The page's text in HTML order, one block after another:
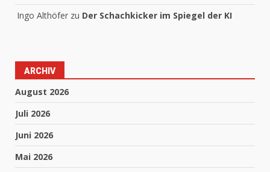
Ingo Althöfer zu Der Schachkicker im Spiegel der KI
ARCHIV
August 2026
Juli 2026
Juni 2026
Mai 2026